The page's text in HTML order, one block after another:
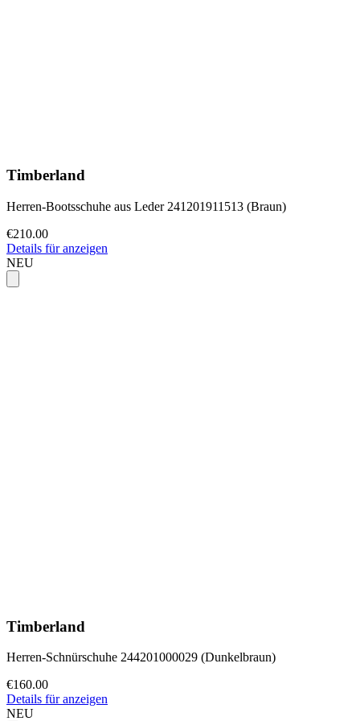
Timberland
Herren-Bootsschuhe aus Leder 241201911513 (Braun)
€210.00
Details für anzeigen
NEU
Timberland
Herren-Schnürschuhe 244201000029 (Dunkelbraun)
€160.00
Details für anzeigen
NEU